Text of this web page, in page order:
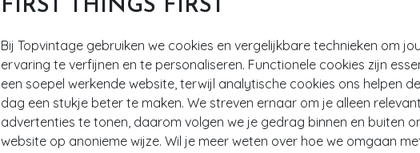
FIRST THINGS FIRST
Bij Topvintage gebruiken we cookies en vergelijkbare technieken om
ervaring te verfijnen en te personaliseren. Functionele cookies zijn
een soepel werkende website, terwijl analytische cookies ons helpen
dag een stukje beter te maken. We streven ernaar om je alleen
advertenties te tonen, daarom volgen we je gedrag binnen en buiten
website op anonieme wijze. Wil je meer weten over hoe we omgaan